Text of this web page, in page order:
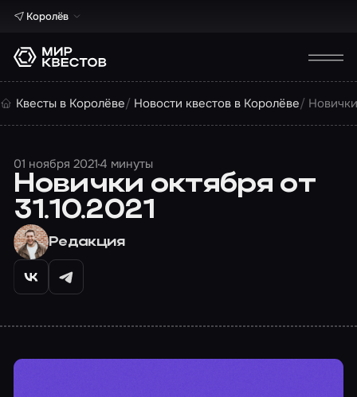
Королёв
Квесты в Королёве Новости квестов в Королёве
01 ноября 20214 минуты
Новички октября от
31.10.2021
Редакция